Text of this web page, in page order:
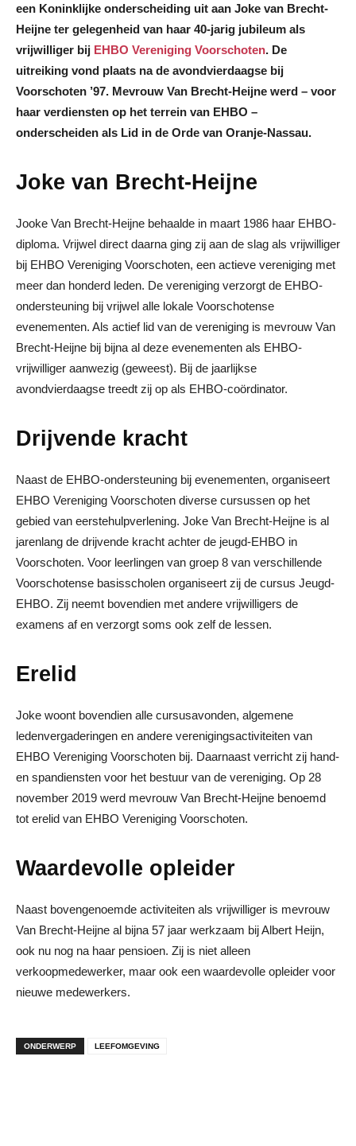
een Koninklijke onderscheiding uit aan Joke van Brecht-
Heijne ter gelegenheid van haar 40-jarig jubileum als
vrijwilliger bij EHBO Vereniging Voorschoten. De
uitreiking vond plaats na de avondvierdaagse bij
Voorschoten ’97. Mevrouw Van Brecht-Heijne werd – voor
haar verdiensten op het terrein van EHBO –
onderscheiden als Lid in de Orde van Oranje-Nassau.
Joke van Brecht-Heijne
Jooke Van Brecht-Heijne behaalde in maart 1986 haar EHBO-
diploma. Vrijwel direct daarna ging zij aan de slag als vrijwilliger
bij EHBO Vereniging Voorschoten, een actieve vereniging met
meer dan honderd leden. De vereniging verzorgt de EHBO-
ondersteuning bij vrijwel alle lokale Voorschotense
evenementen. Als actief lid van de vereniging is mevrouw Van
Brecht-Heijne bij bijna al deze evenementen als EHBO-
vrijwilliger aanwezig (geweest). Bij de jaarlijkse
avondvierdaagse treedt zij op als EHBO-coördinator.
Drijvende kracht
Naast de EHBO-ondersteuning bij evenementen, organiseert
EHBO Vereniging Voorschoten diverse cursussen op het
gebied van eerstehulpverlening. Joke Van Brecht-Heijne is al
jarenlang de drijvende kracht achter de jeugd-EHBO in
Voorschoten. Voor leerlingen van groep 8 van verschillende
Voorschotense basisscholen organiseert zij de cursus Jeugd-
EHBO. Zij neemt bovendien met andere vrijwilligers de
examens af en verzorgt soms ook zelf de lessen.
Erelid
Joke woont bovendien alle cursusavonden, algemene
ledenvergaderingen en andere verenigingsactiviteiten van
EHBO Vereniging Voorschoten bij. Daarnaast verricht zij hand-
en spandiensten voor het bestuur van de vereniging. Op 28
november 2019 werd mevrouw Van Brecht-Heijne benoemd
tot erelid van EHBO Vereniging Voorschoten.
Waardevolle opleider
Naast bovengenoemde activiteiten als vrijwilliger is mevrouw
Van Brecht-Heijne al bijna 57 jaar werkzaam bij Albert Heijn,
ook nu nog na haar pensioen. Zij is niet alleen
verkoopmedewerker, maar ook een waardevolle opleider voor
nieuwe medewerkers.
ONDERWERP LEEFOMGEVING